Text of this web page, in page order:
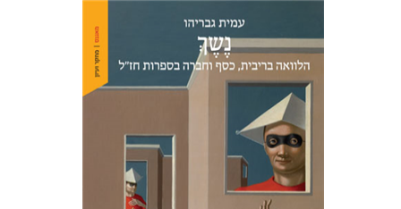
עמית גבריהו